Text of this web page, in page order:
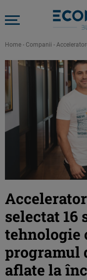
Home - Companii -
selectat
tehnologie
programul
aflate la